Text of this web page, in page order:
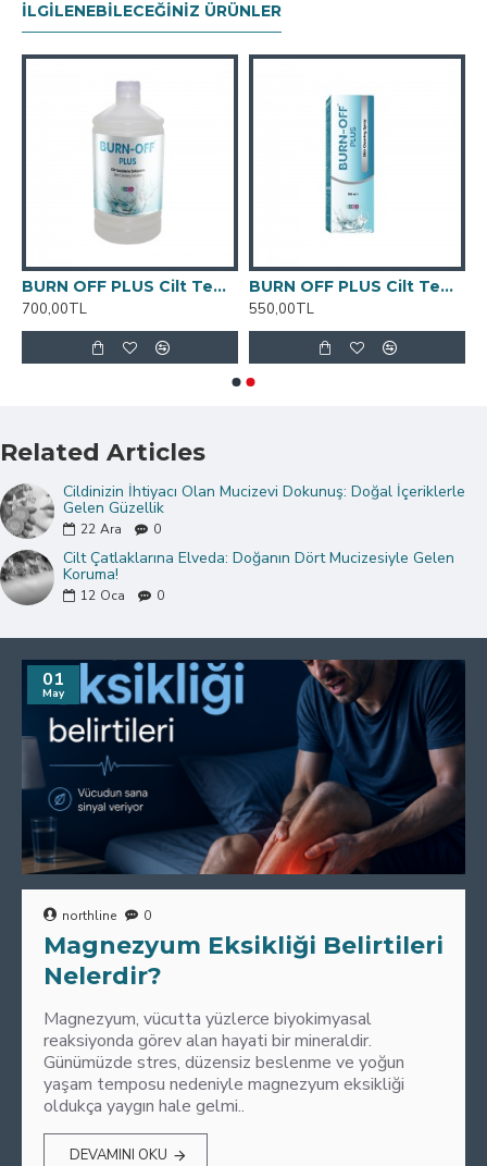
İLGILENEBILECEĞINIZ ÜRÜNLER
BURN OFF PLUS Cilt Temizleme Solüsyonu 1000 ML
700,00TL
BURN OFF PLUS Cilt Temizleme Spreyi 100 ML
550,00TL
Related Articles
Cildinizin İhtiyacı Olan Mucizevi Dokunuş: Doğal İçeriklerle
Gelen Güzellik
22 Ara 0
Cilt Çatlaklarına Elveda: Doğanın Dört Mucizesiyle Gelen
Koruma!
12 Oca 0
01
May
northline 0
Magnezyum Eksikliği Belirtileri
Nelerdir?
Magnezyum, vücutta yüzlerce biyokimyasal
reaksiyonda görev alan hayati bir mineraldir.
Günümüzde stres, düzensiz beslenme ve yoğun
yaşam temposu nedeniyle magnezyum eksikliği
oldukça yaygın hale gelmi..
DEVAMINI OKU